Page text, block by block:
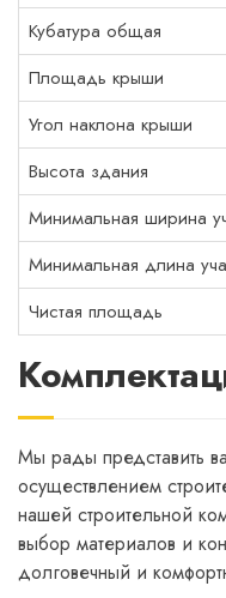
Кубатура общая
Площадь крыши
Угол наклона крыши
Высота здания
Минимальная ширина
Минимальная длина
Чистая площадь
Мы рады представить
осуществлением
нашей строительной
выбор материалов и
долговечный и